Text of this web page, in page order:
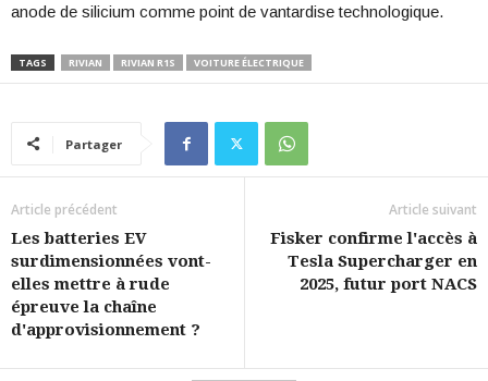
anode de silicium comme point de vantardise technologique.
TAGS RIVIAN RIVIAN R1S VOITURE ÉLECTRIQUE
Partager
Article précédent
Les batteries EV
surdimensionnées vont-
elles mettre à rude
épreuve la chaîne
d'approvisionnement ?
Article suivant
Fisker confirme l'accès à
Tesla Supercharger en
2025, futur port NACS